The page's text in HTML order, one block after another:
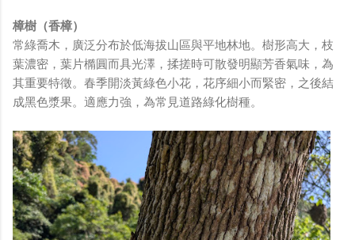
樟樹（香樟）
常綠喬木，廣泛分布於低海拔山區與平地林地。樹形高大，枝
葉濃密，葉片橢圓而具光澤，揉搓時可散發明顯芳香氣味，為
其重要特徵。春季開淡黃綠色小花，花序細小而緊密，之後結
成黑色漿果。適應力強，為常見道路綠化樹種。